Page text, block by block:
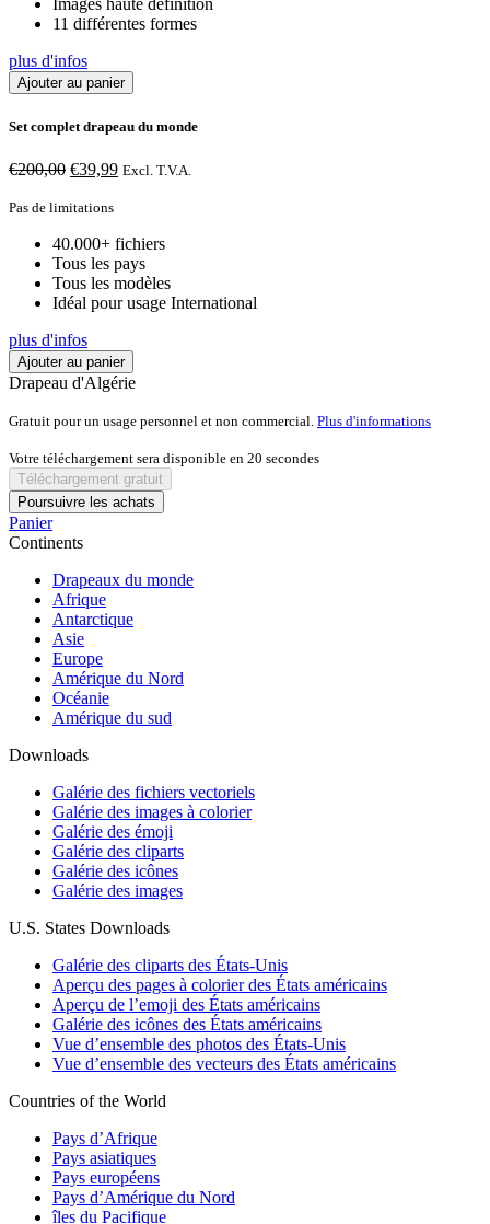
11 différentes formes
plus d'infos
Ajouter au panier
Set complet drapeau du monde
€200,00 Le
initial
€200,00.
€39,99Le
€39,99.
Excl. T.V.A.
Pas de limitations
40.000+ fichiers
Tous les pays
Tous les modèles
Idéal pour usage International
plus d'infos
Ajouter au panier
Drapeau d'Algérie
Gratuit pour un usage personnel et non commercial. Plus d'informations
Votre téléchargement sera disponible en 20 secondes
Téléchargement gratuit
Poursuivre les achats
Panier
Continents
Drapeaux du monde
Afrique
Antarctique
Asie
Europe
Amérique du Nord
Océanie
Amérique du sud
Downloads
Galérie des fichiers vectoriels
Galérie des images à colorier
Galérie des émoji
Galérie des cliparts
Galérie des icônes
Galérie des images
U.S. States Downloads
Galérie des cliparts des États-Unis
Aperçu des pages à colorier des États américains
Aperçu de l’emoji des États américains
Galérie des icônes des États américains
Vue d’ensemble des photos des États-Unis
Vue d’ensemble des vecteurs des États américains
Countries of the World
Pays d’Afrique
Pays asiatiques
Pays européens
Pays d’Amérique du Nord
îles du Pacifique